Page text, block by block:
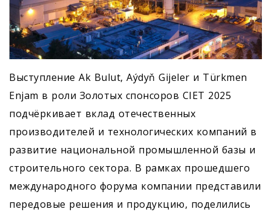
Выступление Ak Bulut, Aýdyň Gijeler и Türkmen
Enjam в роли Золотых спонсоров CIET 2025
подчёркивает вклад отечественных
производителей и технологических компаний в
развитие национальной промышленной базы и
строительного сектора. В рамках прошедшего
международного форума компании представили
передовые решения и продукцию, поделились